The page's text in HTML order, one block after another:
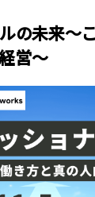
ルの未来～
営～